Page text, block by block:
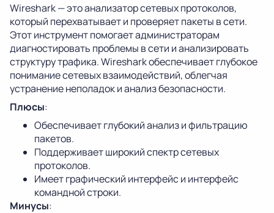
Wireshark — это анализатор сетевых протоколов,
который перехватывает и проверяет пакеты в сети.
Этот инструмент помогает администраторам
диагностировать проблемы в сети и анализировать
структуру трафика. Wireshark обеспечивает глубокое
понимание сетевых взаимодействий, облегчая
устранение неполадок и анализ безопасности.
Плюсы:
Обеспечивает глубокий анализ и фильтрацию
пакетов.
Поддерживает широкий спектр сетевых
протоколов.
Имеет графический интерфейс и интерфейс
командной строки.
Минусы: